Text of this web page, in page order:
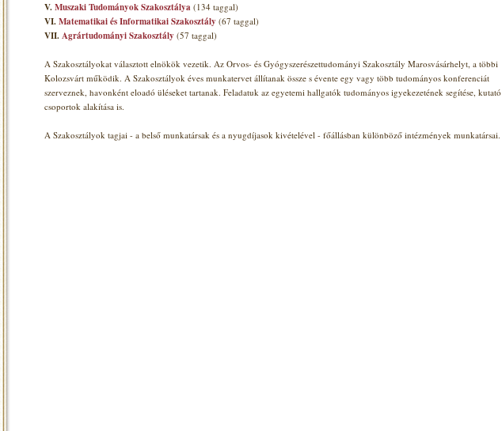
V.Muszaki Tudományok Szakosztálya (134 taggal)
VI.Matematikai és Informatikai Szakosztály (67 taggal)
VII.Agrártudományi Szakosztály (57 taggal)
A Szakosztályokat választott elnökök vezetik. Az Orvos- és Gyógyszerészettudományi Szakosztály Marosvásárhelyt, a többi
Kolozsvárt működik. A Szakosztályok éves munkatervet állítanak össze s évente egy vagy több tudományos konferenciát
szerveznek, havonként eloadó üléseket tartanak. Feladatuk az egyetemi hallgatók tudományos igyekezetének segítése, kutató
csoportok alakítása is.
A Szakosztályok tagjai - a belső munkatársak és a nyugdíjasok kivételével - főállásban különböző intézmények munkatársai.